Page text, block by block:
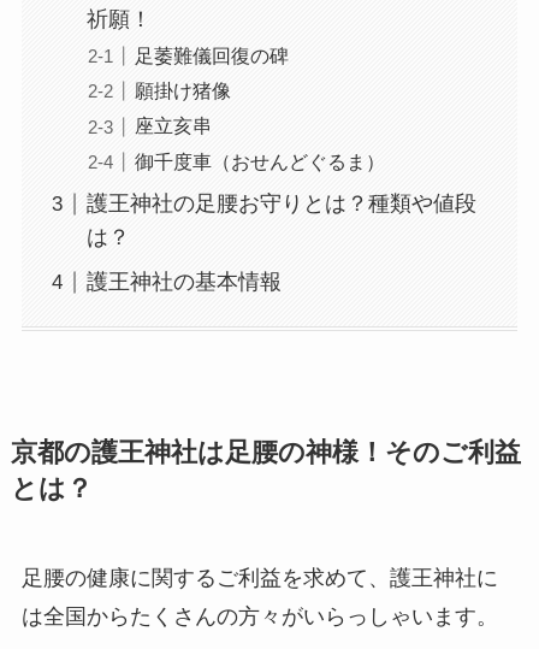
祈願！
足萎難儀回復の碑
願掛け猪像
座立亥串
御千度車（おせんどぐるま）
護王神社の足腰お守りとは？種類や値段
は？
護王神社の基本情報
京都の護王神社は足腰の神様！そのご利益
とは？
足腰の健康に関するご利益を求めて、護王神社に
は全国からたくさんの方々がいらっしゃいます。